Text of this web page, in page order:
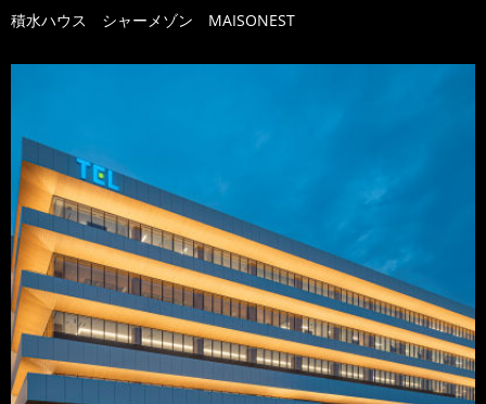
積水ハウス シャーメゾン MAISONEST